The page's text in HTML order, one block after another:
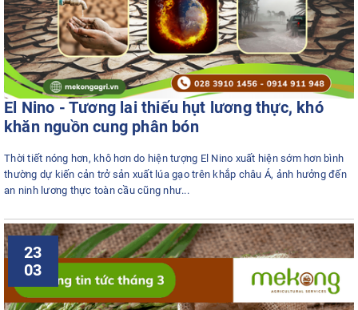
El Nino - Tương lai thiếu hụt lương thực, khó
khăn nguồn cung phân bón
Thời tiết nóng hơn, khô hơn do hiện tượng El Nino xuất hiện sớm hơn bình
thường dự kiến cản trở sản xuất lúa gạo trên khắp châu Á, ảnh hưởng đến
an ninh lương thực toàn cầu cũng như...
23
03